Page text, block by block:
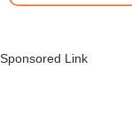
Sponsored Link